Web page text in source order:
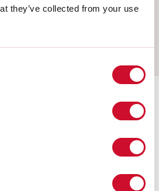
they’ve collected from your use